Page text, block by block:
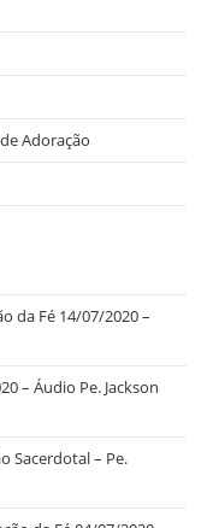
Adoração
da Fé 14/07/2020 –
– Áudio Pe. Jackson
Sacerdotal – Pe.